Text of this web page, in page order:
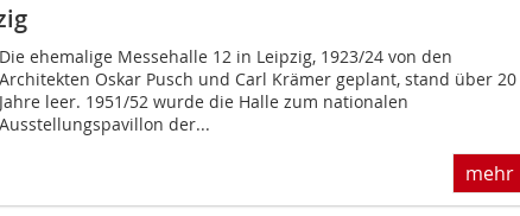
Die ehemalige Messehalle 12 in Leipzig, 1923/24 von den
Architekten Oskar Pusch und Carl Krämer geplant, stand über 20
Jahre leer. 1951/52 wurde die Halle zum nationalen
Ausstellungspavillon der...
mehr